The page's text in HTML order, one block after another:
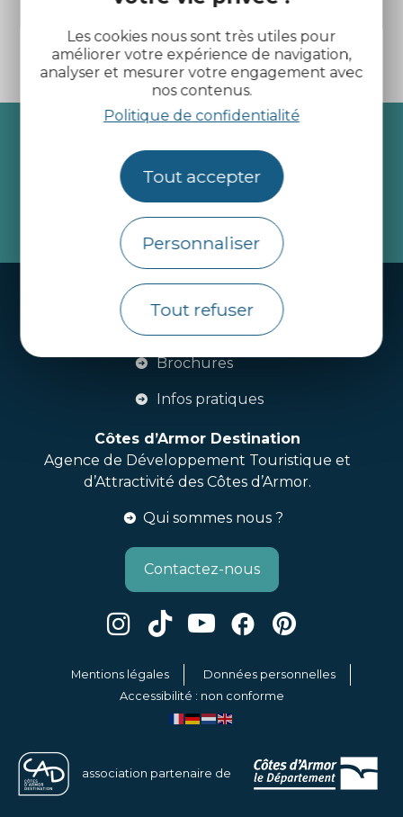
Les cookies nous sont très utiles pour
améliorer votre expérience de navigation,
analyser et mesurer votre engagement avec
nos contenus.
Politique de confidentialité
Tout accepter
Personnaliser
Tout refuser
Recevez l’actualité des
Côtes d’Armor
Handi-tourisme
Brochures
Infos pratiques
Côtes d’Armor Destination
Agence de Développement Touristique et
d’Attractivité des Côtes d’Armor.
Qui sommes nous ?
Contactez-nous
Mentions légales
Données personnelles
Accessibilité : non conforme
association partenaire de